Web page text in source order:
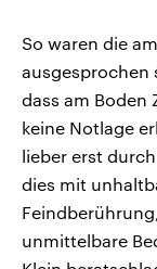
So waren die
ausgesprochen
dass am Boden
keine Notlage
lieber erst
dies mit
unmittelbare